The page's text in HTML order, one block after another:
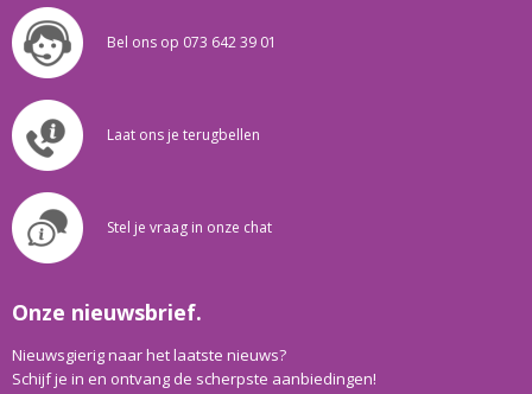
Bel ons op 073 642 39 01
Laat ons je terugbellen
Stel je vraag in onze chat
Onze nieuwsbrief.
Nieuwsgierig naar het laatste nieuws?
Schijf je in en ontvang de scherpste aanbiedingen!